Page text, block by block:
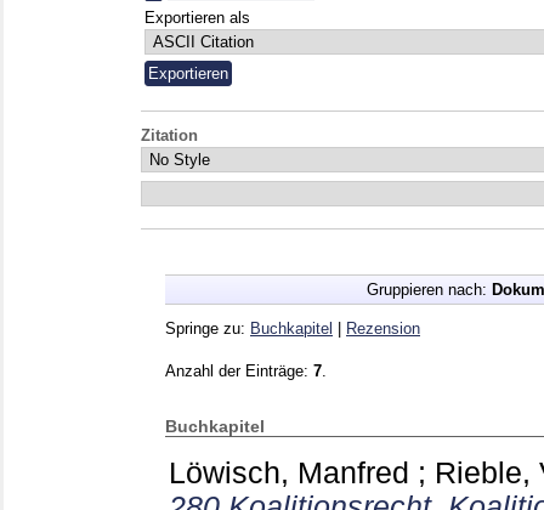
Exportieren als
Zitation
Gruppieren nach:
Springe zu: Buchkapitel Rezension
Anzahl der Einträge: 7
Buchkapitel
Löwisch, Manfred ; Rieble,